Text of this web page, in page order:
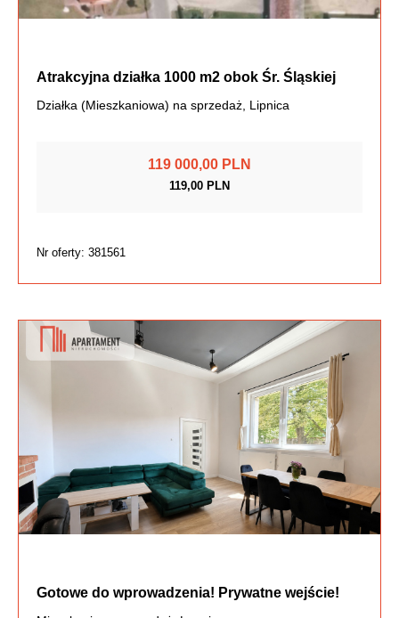
Atrakcyjna działka 1000 m2 obok Śr. Śląskiej
Działka (Mieszkaniowa) na sprzedaż, Lipnica
119 000,00 PLN
119,00 PLN
Nr oferty: 381561
Gotowe do wprowadzenia! Prywatne wejście!